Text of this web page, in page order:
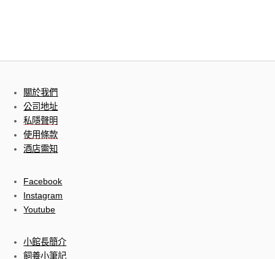
關於我們
公司地址
私隱聲明
使用條款
酒店需知
Facebook
Instagram
Youtube
小館長簡介
飼養小筆記